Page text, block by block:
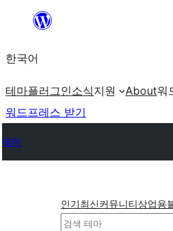
츠
로
로
가
한국어
테마플러그인소식지원 About워
워드프레스 받기
테마
인기최신커뮤니티상업용
검